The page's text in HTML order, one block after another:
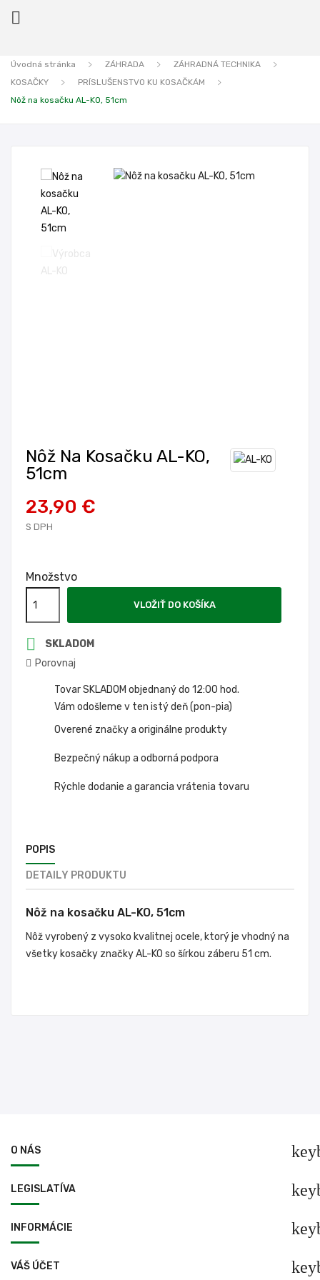

Úvodná stránka ZÁHRADA
ZÁHRADNÁ TECHNIKA
KOSAČKY
PRÍSLUŠENSTVO KU KOSAČKÁM
Nôž na kosačku AL-KO, 51cm
Nôž Na Kosačku AL-KO,
51cm
23,90 €
S DPH
Množstvo
VLOŽIŤ DO KOŠÍKA

SKLADOM
Porovnaj
Tovar SKLADOM objednaný do 12:00 hod.
Vám odošleme v ten istý deň (pon-pia)
Overené značky a originálne produkty
Bezpečný nákup a odborná podpora
Rýchle dodanie a garancia vrátenia tovaru
POPIS
DETAILY PRODUKTU
Nôž na kosačku AL-KO, 51cm
Nôž vyrobený z vysoko kvalitnej ocele, ktorý je vhodný na
všetky kosačky značky AL-KO so šírkou záberu 51 cm.
O NÁS
LEGISLATÍVA
INFORMÁCIE
VÁŠ ÚČET